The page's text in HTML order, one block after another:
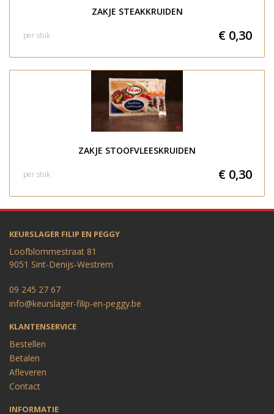
ZAKJE STEAKKRUIDEN
€ 0,30
per stuk
ZAKJE STOOFVLEESKRUIDEN
€ 0,30
per stuk
KEURSLAGER FILIP EN PEGGY
Loofblommestraat 81
9051 Sint-Denijs-Westrem
09 245 27 67
info@keurslager-filip-en-peggy.be
KLANTENSERVICE
Bestellen
Betalen
Afleveren
Contact
INFORMATIE